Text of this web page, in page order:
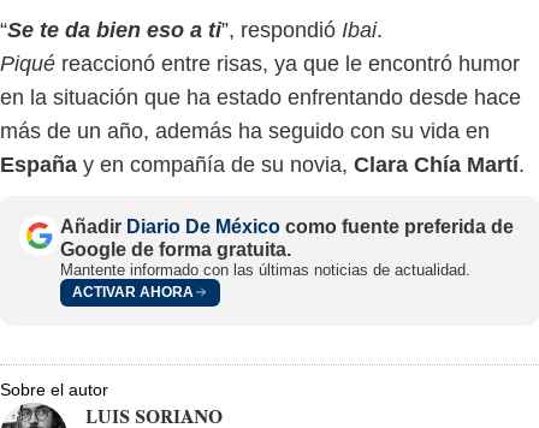
“Se te da bien eso a ti”, respondió Ibai.
Piqué reaccionó entre risas, ya que le encontró humor
en la situación que ha estado enfrentando desde hace
más de un año, además ha seguido con su vida en
España y en compañía de su novia, Clara Chía Martí.
Añadir Diario De México como fuente preferida de
Google de forma gratuita.
Mantente informado con las últimas noticias de actualidad.
ACTIVAR AHORA
Sobre el autor
LUIS SORIANO